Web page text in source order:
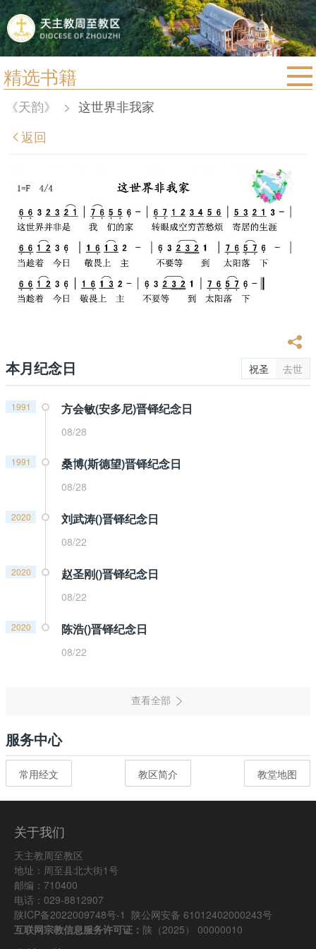
精选书籍
首页
宗教法规
信仰文萃
教会圣月
《天韵》 > 这世界非我家
返回
本月纪念日 祝圣 去世
1991 方会敏(安多尼)晋铎纪念日
08/28
1991 桑博(斯德望)晋铎纪念日
08/28
2020 刘武涛()晋铎纪念日
08/22
2020 赵圣刚()晋铎纪念日
08/22
2020 陈浩()晋铎纪念日
08/22
服务中心
常用经文 教区简介 教堂地图
关于我们
天主教周至教区
地址：周至县北大街1号
邮编：710400
电话：029-8812907
陕ICP备2022009748号-1 陕公网安备 61012402000243号
互联网宗教信息服务许可证： 陕（2025） 00000010